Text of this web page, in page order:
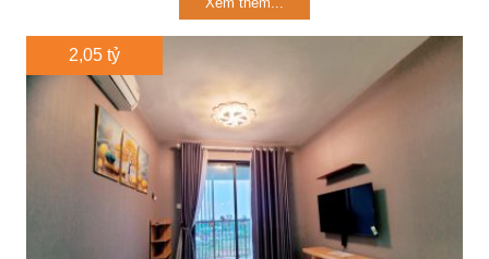
2,05 tỷ